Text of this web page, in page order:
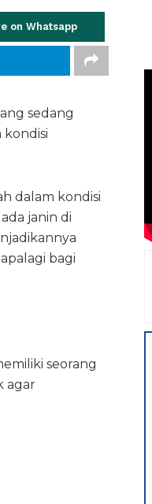
on Whatsapp
sedang
kondisi
dalam kondisi
janin di
bagi
seorang
agar